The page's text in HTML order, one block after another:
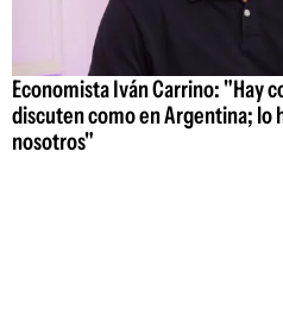
Economista Iván Carrino: "Hay
discuten como en Argentina; lo
nosotros"